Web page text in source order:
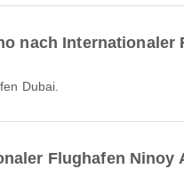
nach Internationaler
Dubai.
Flughafen Ninoy